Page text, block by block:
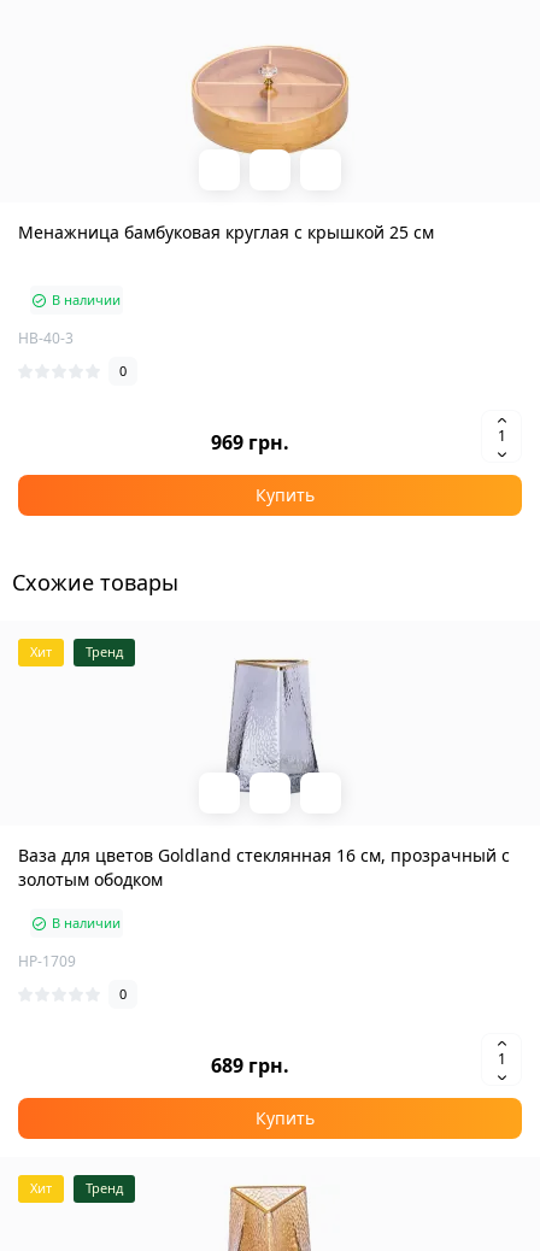
Менажница бамбуковая круглая с крышкой 25 см
В наличии
HB-40-3
0
969 грн.
Купить
Схожие товары
Хит Тренд
Ваза для цветов Goldland стеклянная 16 см, прозрачный с
золотым ободком
В наличии
HP-1709
0
689 грн.
Купить
Хит Тренд